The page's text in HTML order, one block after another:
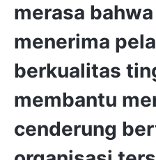
merasa
menerima
berkualitas
membantu
cenderung